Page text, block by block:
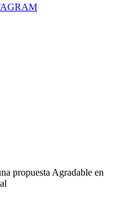
propuesta Agradable en